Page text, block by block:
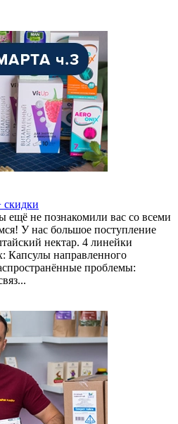
скидки
ещё не познакомили вас со всеми
У нас большое поступление
нектар. 4 линейки
Капсулы направленного
проблемы: